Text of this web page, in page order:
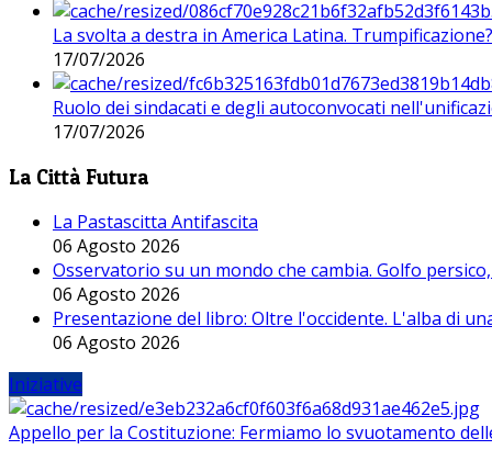
La svolta a destra in America Latina. Trumpificazione?
17/07/2026
Ruolo dei sindacati e degli autoconvocati
17/07/2026
La Città Futura
La Pastascitta Antifascita
06 Agosto 2026
Osservatorio su un mondo che cambia. Golfo
06 Agosto 2026
Presentazione del libro: Oltre l'occidente. L'alba di
06 Agosto 2026
Iniziative
Appello per la Costituzione: Fermiamo lo svuotamento